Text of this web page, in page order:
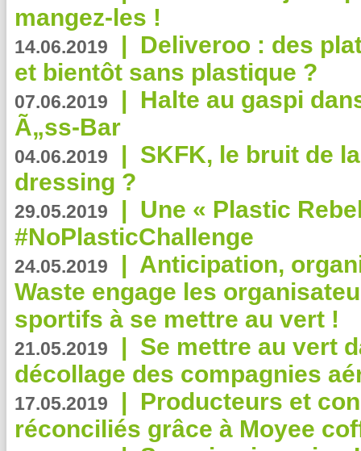
mangez-les !
14.06.2019 | Deliveroo : des
et bientôt sans plastique ?
07.06.2019 | Halte au gaspi
Ã„ss-Bar
04.06.2019 | SKFK, le bruit de
dressing ?
29.05.2019 | Une « Plastic
#NoPlasticChallenge
24.05.2019 | Anticipation,
Waste engage les
sportifs à se mettre au vert !
21.05.2019 | Se mettre au vert
décollage des compagnies
17.05.2019 | Producteurs et
réconciliés grâce à Moyee